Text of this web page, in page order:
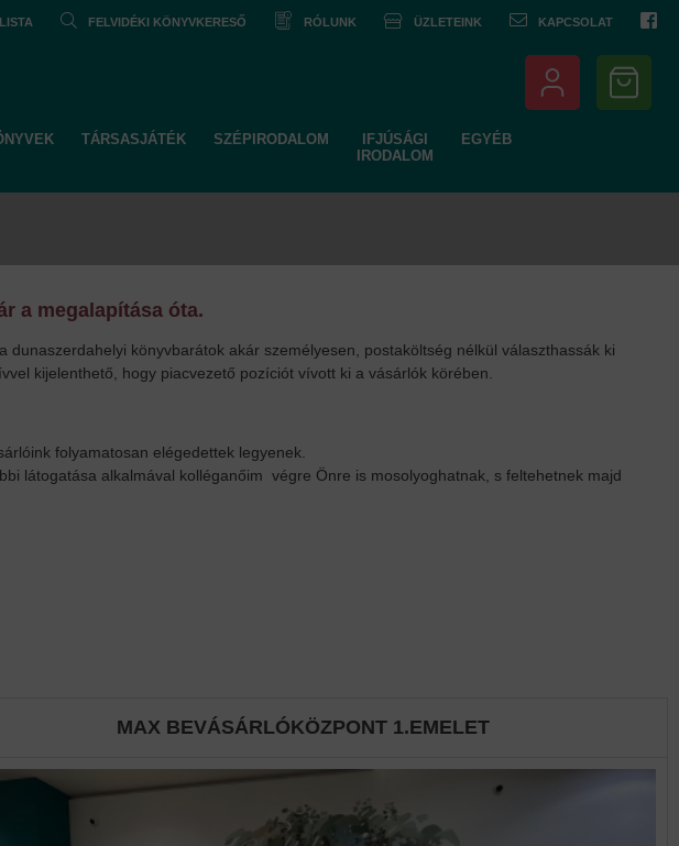
FELVIDÉKI KÖNYVKERESŐ RÓLUNK ÜZLETEINK KAPCSOLAT
TÁRSASJÁTÉK SZÉPIRODALOM
IFJÚSÁGI
IRODALOM
EGYÉB
a megalapítása óta.
könyvbarátok akár személyesen, postaköltség nélkül választhassák ki
kijelenthető, hogy piacvezető pozíciót vívott ki a vásárlók körében.
folyamatosan elégedettek legyenek.
látogatása alkalmával kolléganőim végre Önre is mosolyoghatnak, s feltehetnek majd
MAX BEVÁSÁRLÓKÖZPONT 1.EMELET